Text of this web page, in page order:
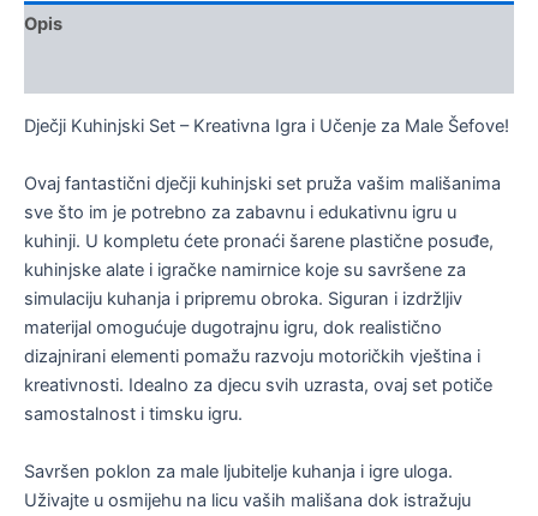
Opis
Dječji Kuhinjski Set – Kreativna Igra i Učenje za Male Šefove!
Ovaj fantastični dječji kuhinjski set pruža vašim mališanima
sve što im je potrebno za zabavnu i edukativnu igru u
kuhinji. U kompletu ćete pronaći šarene plastične posuđe,
kuhinjske alate i igračke namirnice koje su savršene za
simulaciju kuhanja i pripremu obroka. Siguran i izdržljiv
materijal omogućuje dugotrajnu igru, dok realistično
dizajnirani elementi pomažu razvoju motoričkih vještina i
kreativnosti. Idealno za djecu svih uzrasta, ovaj set potiče
samostalnost i timsku igru.
Savršen poklon za male ljubitelje kuhanja i igre uloga.
Uživajte u osmijehu na licu vaših mališana dok istražuju